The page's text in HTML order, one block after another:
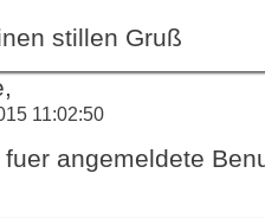
stillen Gruß
11:02:50
angemeldete